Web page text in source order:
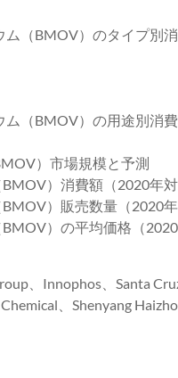
ム（BMOV）のタイプ別
ム（BMOV）の用途別消
）市場規模と予測
）消費額（2020年対
）販売数量（2020年
）の平均価格（2020
、Innophos、Santa
、Shenyang